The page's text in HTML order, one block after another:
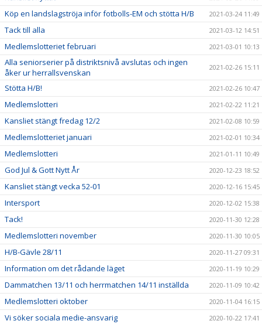
Köp en landslagströja inför fotbolls-EM och stötta H/B 2021-03-24 11:49
Tack till alla 2021-03-12 14:51
Medlemslotteriet februari 2021-03-01 10:13
Alla seniorserier på distriktsnivå avslutas och ingen
åker ur herrallsvenskan
2021-02-26 15:11
Stötta H/B! 2021-02-26 10:47
Medlemslotteri 2021-02-22 11:21
Kansliet stängt fredag 12/2 2021-02-08 10:59
Medlemslotteriet januari 2021-02-01 10:34
Medlemslotteri 2021-01-11 10:49
God Jul & Gott Nytt År 2020-12-23 18:52
Kansliet stängt vecka 52-01 2020-12-16 15:45
Intersport 2020-12-02 15:38
Tack! 2020-11-30 12:28
Medlemslotteri november 2020-11-30 10:05
H/B-Gävle 28/11 2020-11-27 09:31
Information om det rådande läget 2020-11-19 10:29
Dammatchen 13/11 och herrmatchen 14/11 inställda 2020-11-09 10:42
Medlemslotteri oktober 2020-11-04 16:15
Vi söker sociala medie-ansvarig 2020-10-22 17:41